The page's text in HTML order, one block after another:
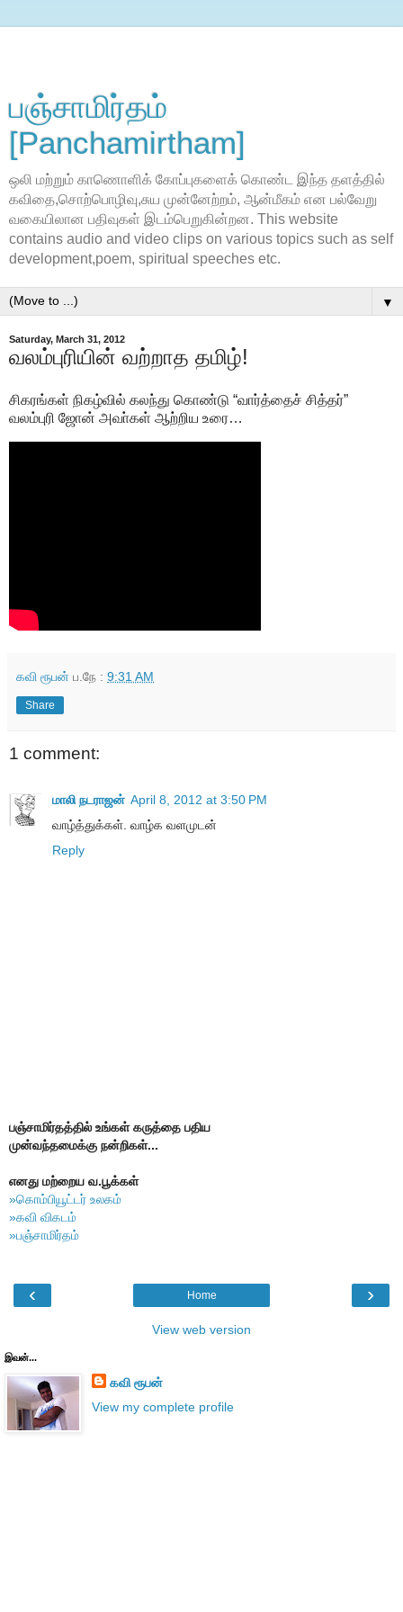
பஞ்சாமிர்தம்
[Panchamirtham]
ஒலி மற்றும் காணொளிக் கோப்புகளைக் கொண்ட இந்த தளத்தில்
கவிதை,சொற்பொழிவு,சுய முன்னேற்றம், ஆன்மீகம் என பல்வேறு
வகையிலான பதிவுகள் இடம்பெறுகின்றன. This website
contains audio and video clips on various topics such as self
development,poem, spiritual speeches etc.
▼
Saturday, March 31, 2012
வலம்புரியின் வற்றாத தமிழ்!
சிகரங்கள் நிகழ்வில் கலந்து கொண்டு “வார்த்தைச் சித்தர்”
வலம்புரி ஜோன் அவா்கள் ஆற்றிய உரை…
கவி ரூபன் ப.நே : 9:31 AM
Share
1 comment:
மாலி நடராஜன் April 8, 2012 at 3:50 PM
வாழ்த்துக்கள். வாழ்க வளமுடன்
Reply
பஞ்சாமிர்தத்தில் உங்கள் கருத்தை பதிய
முன்வந்தமைக்கு நன்றிகள்...
எனது மற்றைய வ.பூக்கள்
»கொம்பியூட்டர் உலகம்
»கவி விகடம்
»பஞ்சாமிர்தம்
‹ ›
Home
View web version
இவன்...
கவி ரூபன்
View my complete profile